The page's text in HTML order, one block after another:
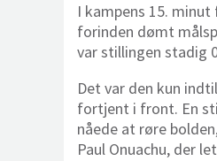
I kampens 15.
forinden dømt
var stillingen stadig
Det var den kun
fortjent i front. En
nåede at røre
Paul Onuachu, der